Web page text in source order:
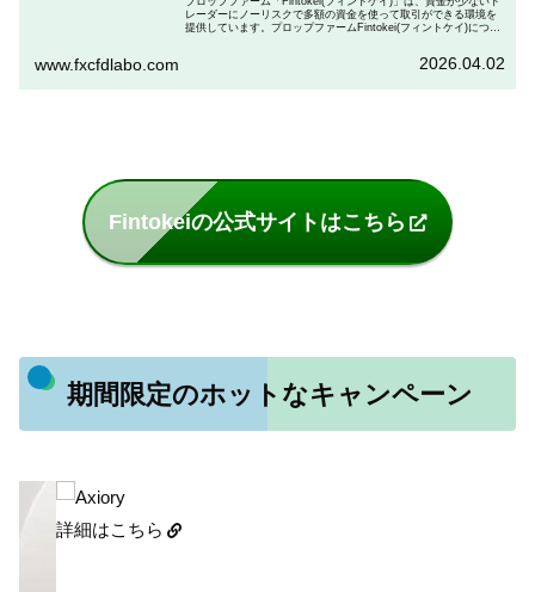
レーダーにノーリスクで多額の資金を使って取引ができる環境を
提供しています。プロップファームFintokei(フィントケイ)につい
www.fxcfdlabo.com 2026.04.02
Fintokeiの公式サイトはこちら
期間限定のホットなキャンペーン
詳細はこちら